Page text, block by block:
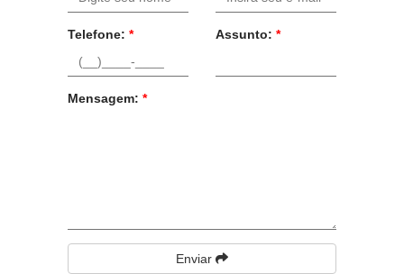
Telefone: * Assunto: *
Mensagem: *
Enviar